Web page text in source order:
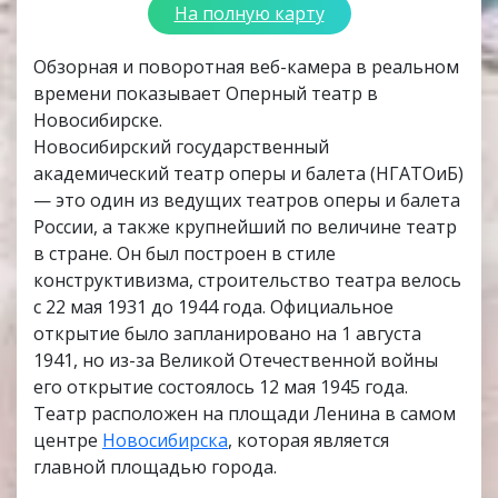
На полную карту
Обзорная и поворотная веб-камера в реальном
времени показывает Оперный театр в
Новосибирске.
Новосибирский государственный
академический театр оперы и балета (НГАТОиБ)
— это один из ведущих театров оперы и балета
России, а также крупнейший по величине театр
в стране. Он был построен в стиле
конструктивизма, строительство театра велось
с 22 мая 1931 до 1944 года. Официальное
открытие было запланировано на 1 августа
1941, но из-за Великой Отечественной войны
его открытие состоялось 12 мая 1945 года.
Театр расположен на площади Ленина в самом
центре Новосибирска, которая является
главной площадью города.